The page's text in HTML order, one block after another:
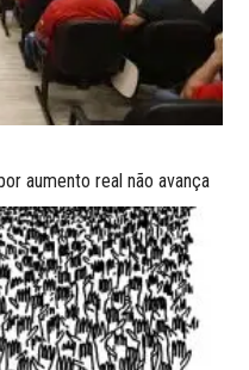
aumento real não avança